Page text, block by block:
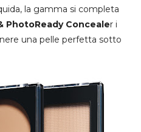
la gamma si completa
PhotoReady Concealer i
una pelle perfetta sotto